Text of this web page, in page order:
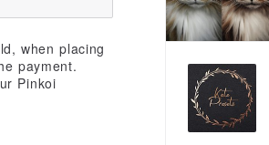
when placing
payment.
Pinkoi